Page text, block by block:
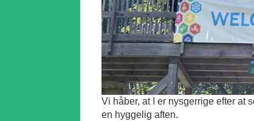
Vi håber, at I er nysgerrige efter at
en hyggelig aften.